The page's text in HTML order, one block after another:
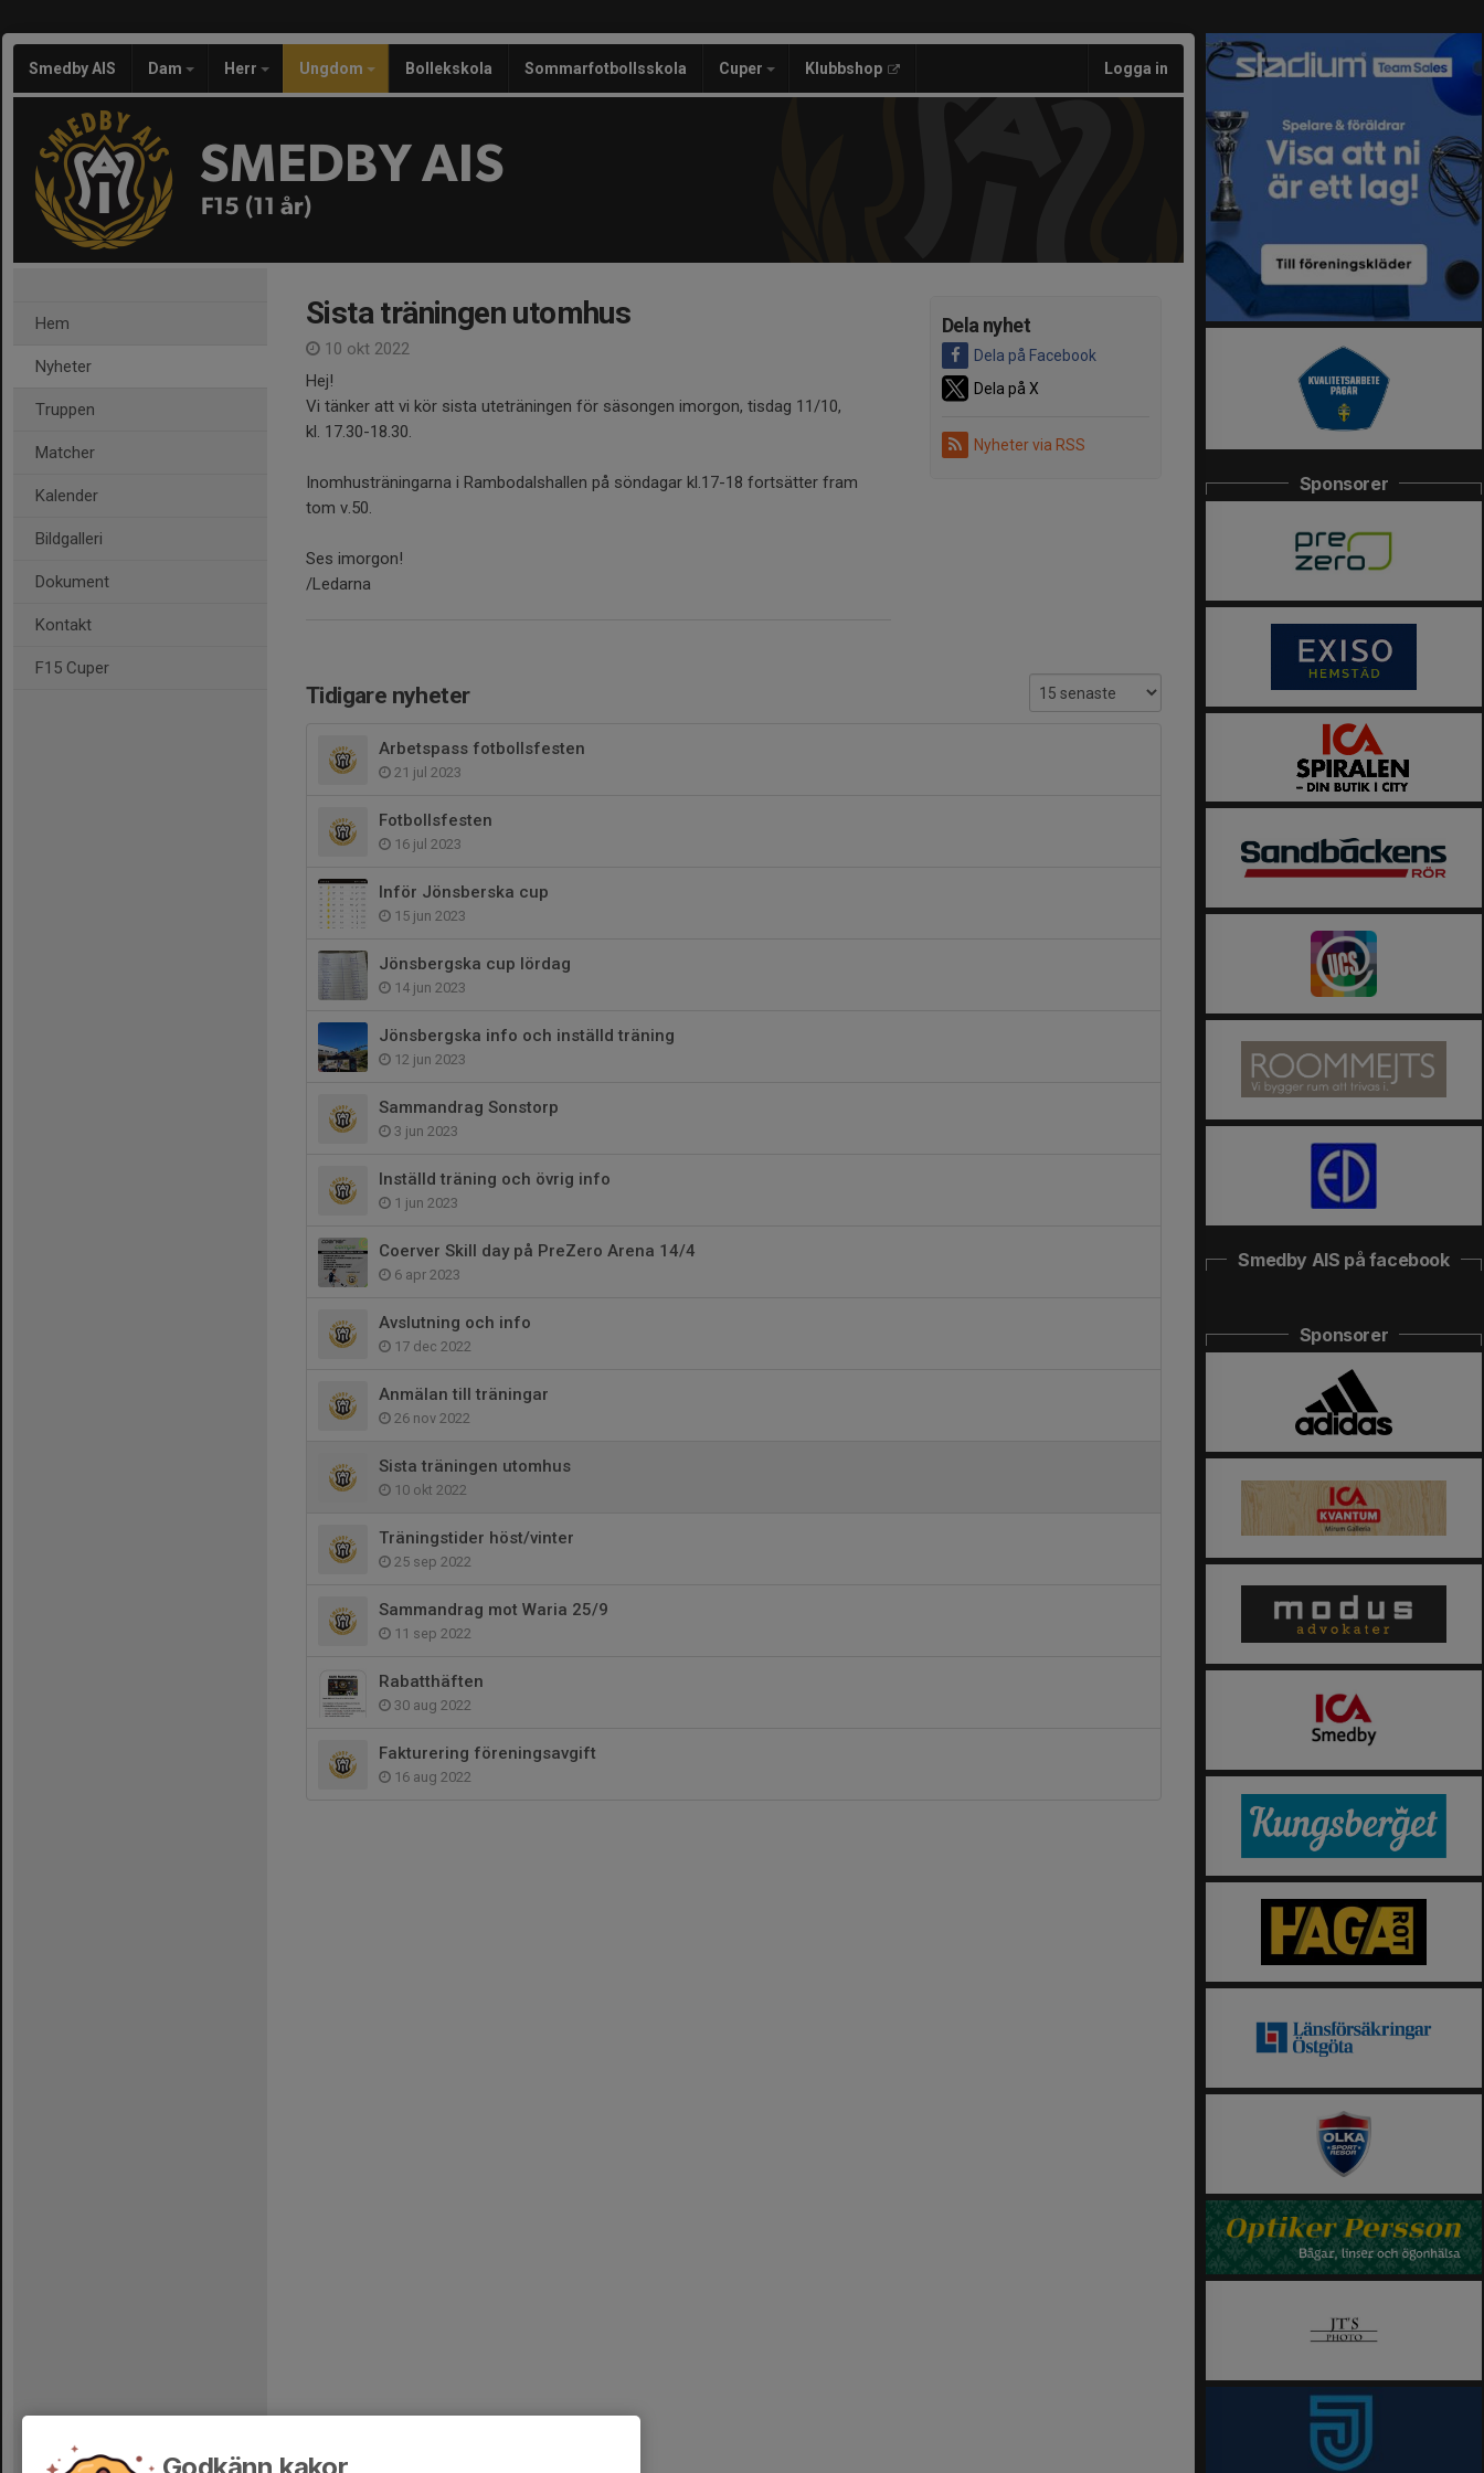
Smedby AIS Dam Herr Ungdom Bollekskola Sommarfotbollsskola Cuper Klubbshop Logga in
SMEDBY AIS
F15 (11 år)
Hem
Nyheter
Truppen
Matcher
Kalender
Bildgalleri
Dokument
Kontakt
F15 Cuper
Dela nyhet
Dela på Facebook
Dela på X
Nyheter via RSS
Sista träningen utomhus
10 okt 2022
Hej!
Vi tänker att vi kör sista uteträningen för säsongen imorgon, tisdag 11/10,
kl. 17.30-18.30.
Inomhusträningarna i Rambodalshallen på söndagar kl.17-18 fortsätter fram
tom v.50.
Ses imorgon!
/Ledarna
Tidigare nyheter
Arbetspass fotbollsfesten
21 jul 2023
Fotbollsfesten
16 jul 2023
Inför Jönsberska cup
15 jun 2023
Jönsbergska cup lördag
14 jun 2023
Jönsbergska info och inställd träning
12 jun 2023
Sammandrag Sonstorp
3 jun 2023
Inställd träning och övrig info
1 jun 2023
Coerver Skill day på PreZero Arena 14/4
6 apr 2023
Avslutning och info
17 dec 2022
Anmälan till träningar
26 nov 2022
Sista träningen utomhus
10 okt 2022
Träningstider höst/vinter
25 sep 2022
Sammandrag mot Waria 25/9
11 sep 2022
Rabatthäften
30 aug 2022
Fakturering föreningsavgift
16 aug 2022
Sponsorer
Smedby AIS på facebook
Sponsorer